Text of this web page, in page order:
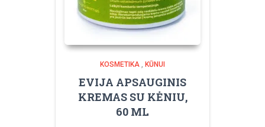
KOSMETIKA , KŪNUI
EVIJA APSAUGINIS
KREMAS SU KĖNIU,
60 ML